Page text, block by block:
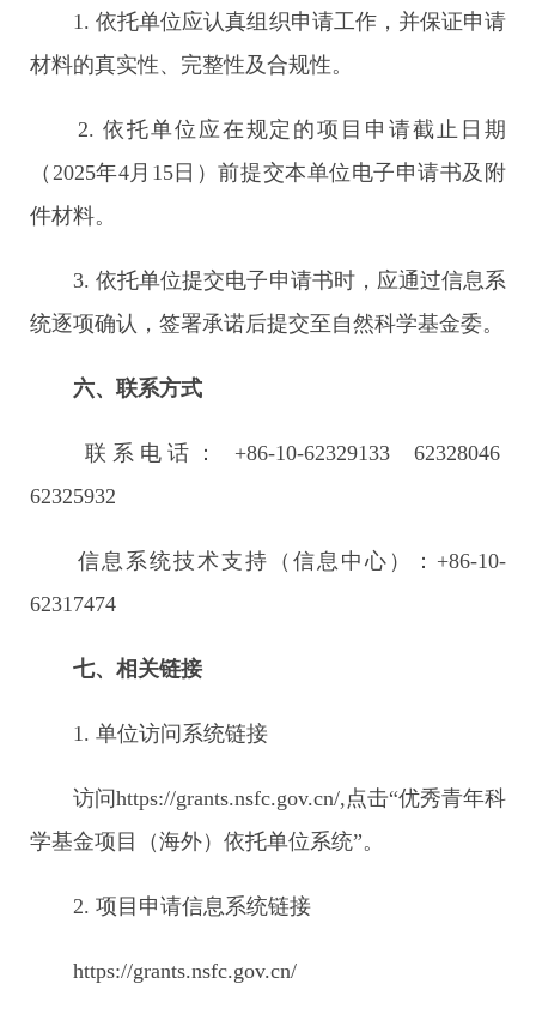
1. 依托单位应认真组织申请工作，并保证申请
材料的真实性、完整性及合规性。
2. 依托单位应在规定的项目申请截止日期
（2025年4月15日）前提交本单位电子申请书及附
件材料。
3. 依托单位提交电子申请书时，应通过信息系
统逐项确认，签署承诺后提交至自然科学基金委。
六、联系方式
联系电话： +86-10-62329133 62328046
62325932
信息系统技术支持（信息中心）：+86-10-
62317474
七、相关链接
1. 单位访问系统链接
访问https://grants.nsfc.gov.cn/,点击“优秀青年科
学基金项目（海外）依托单位系统”。
2. 项目申请信息系统链接
https://grants.nsfc.gov.cn/